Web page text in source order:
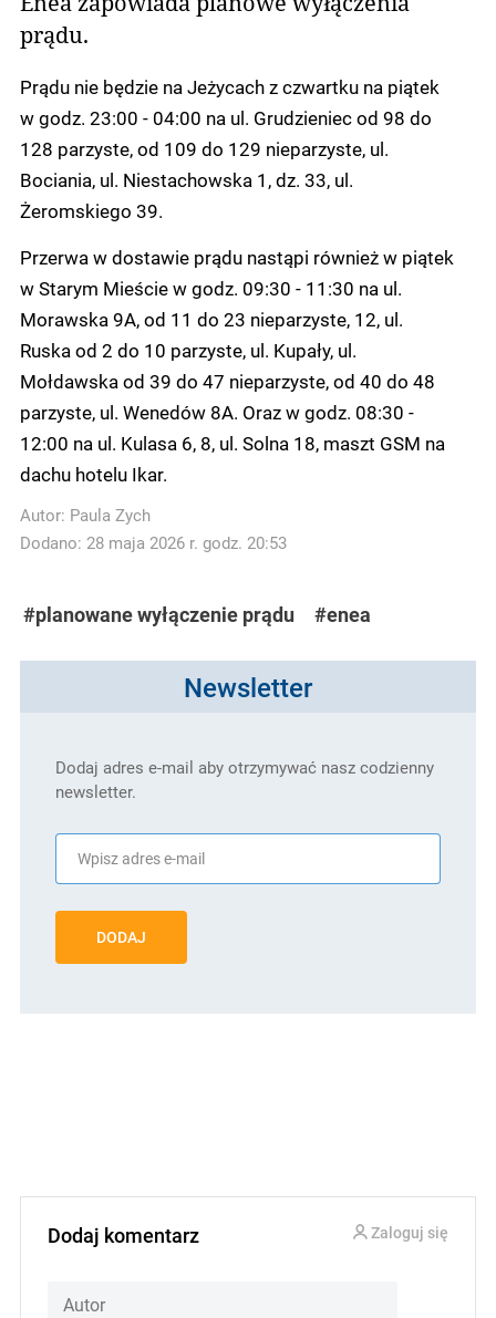
prądu.
Prądu nie będzie na Jeżycach z czwartku na piątek
w godz. 23:00 - 04:00 na ul. Grudzieniec od 98 do
128 parzyste, od 109 do 129 nieparzyste, ul.
Bociania, ul. Niestachowska 1, dz. 33, ul.
Żeromskiego 39.
Przerwa w dostawie prądu nastąpi również w piątek
w Starym Mieście w godz. 09:30 - 11:30 na ul.
Morawska 9A, od 11 do 23 nieparzyste, 12, ul.
Ruska od 2 do 10 parzyste, ul. Kupały, ul.
Mołdawska od 39 do 47 nieparzyste, od 40 do 48
parzyste, ul. Wenedów 8A. Oraz w godz. 08:30 -
12:00 na ul. Kulasa 6, 8, ul. Solna 18, maszt GSM na
dachu hotelu Ikar.
Autor: Paula Zych
Dodano: 28 maja 2026 r. godz. 20:53
#planowane wyłączenie prądu #enea
Newsletter
Dodaj adres e-mail aby otrzymywać nasz codzienny
newsletter.
DODAJ
Dodaj komentarz Zaloguj się